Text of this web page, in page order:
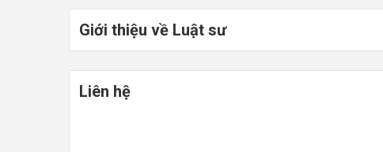
Giới thiệu về Luật sư
Liên hệ